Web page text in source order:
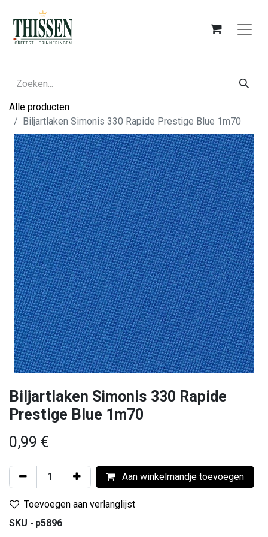
Alle producten
Biljartlaken Simonis 330 Rapide Prestige Blue 1m70
Biljartlaken Simonis 330 Rapide
Prestige Blue 1m70
0,99 €
Aan winkelmandje toevoegen
Toevoegen aan verlanglijst
SKU - p5896